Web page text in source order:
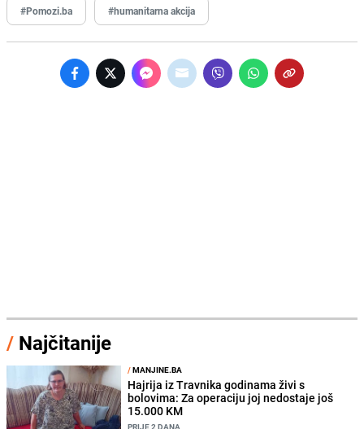
#Pomozi.ba #humanitarna akcija
/ Najčitanije
/MANJINE.BA
Hajrija iz Travnika godinama živi s
bolovima: Za operaciju joj nedostaje još
15.000 KM
PRIJE 2 DANA